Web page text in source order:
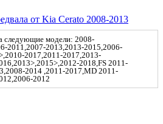
от Kia Cerato 2008-2013
следующие модели: 2008-
2011,2007-2013,2013-2015,2006-
2017,2011-2017,2013-
2018,FS 2011-
2014 ,2011-2017,MD 2011-
2012